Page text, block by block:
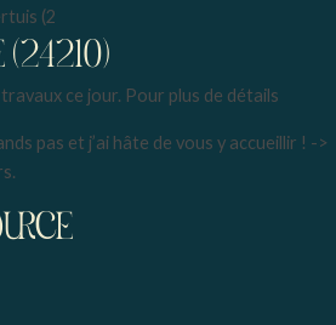
(24210)
ce jour. Pour plus de détails
pas et j’ai hâte de vous y accueillir ! ->